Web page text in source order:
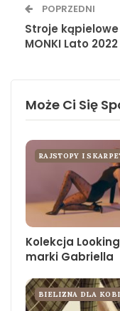
POPRZEDNI
Stroje kąpielowe
MONKI Lato 2022
Może Ci Się
RAJSTOPY I
Kolekcja
marki Gabriella
BIELIZNA DLA